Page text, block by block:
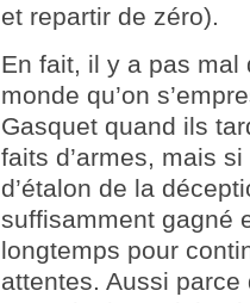
et repartir de zéro).
En fait, il y a pas
monde qu’on
Gasquet quand ils
faits d’armes, mais
d’étalon de la
suffisamment gagné
longtemps pour
attentes. Aussi parce